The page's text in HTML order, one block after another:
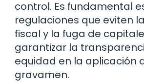
control. Es fundamental
regulaciones que eviten
fiscal y la fuga de
garantizar la
equidad en la aplicación
gravamen.